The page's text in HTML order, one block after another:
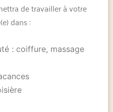
de travailler à votre
dans :
: coiffure, massage